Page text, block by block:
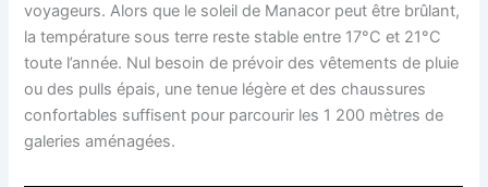
voyageurs. Alors que le soleil de Manacor peut être brûlant,
la température sous terre reste stable entre 17°C et 21°C
toute l’année. Nul besoin de prévoir des vêtements de pluie
ou des pulls épais, une tenue légère et des chaussures
confortables suffisent pour parcourir les 1 200 mètres de
galeries aménagées.